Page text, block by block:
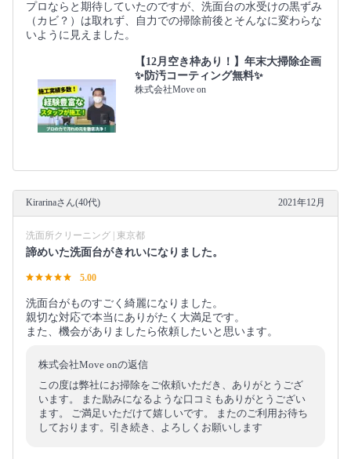
プロならと期待していたのですが、洗面台の水受けの黒ずみ
（カビ？）は取れず、自力での掃除前後とそんなに変わらな
いように見えました。
【12月空き枠あり！】年末大掃除企画
✨防汚コーティング無料✨
株式会社Move on
Kirarinaさん(40代) 2021年12月
洗面所クリーニング | 東京都
諦めいた洗面台がきれいになりました。
5.00
洗面台がものすごく綺麗になりました。
親切な対応で本当にありがたく大満足です。
また、機会がありましたら依頼したいと思います。
株式会社Move onの返信
この度は弊社にお掃除をご依頼いただき、ありがとうござ
います。 また励みになるような口コミもありがとうござい
ます。 ご満足いただけて嬉しいです。 またのご利用お待ち
しております。引き続き、よろしくお願いします